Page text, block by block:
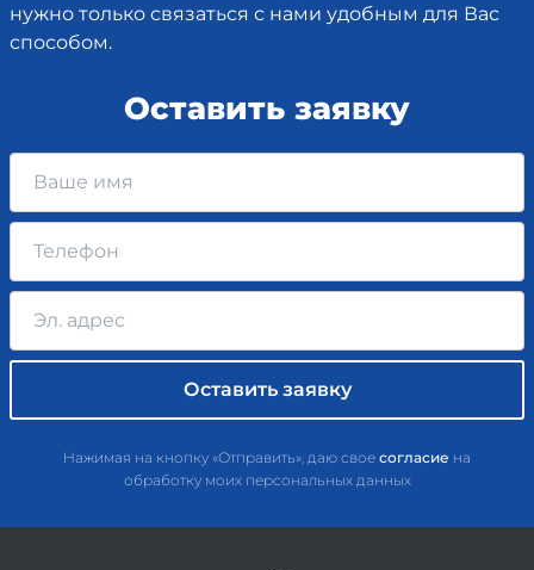
нужно только связаться с нами удобным для Вас
способом.
Оставить заявку
Нажимая на кнопку «Отправить», даю свое согласие на
обработку моих персональных данных